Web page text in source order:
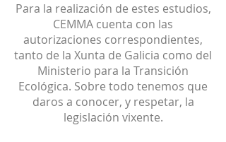
Para la realización de estes estudios,
CEMMA cuenta con las
autorizaciones correspondientes,
tanto de la Xunta de Galicia como del
Ministerio para la Transición
Ecológica. Sobre todo tenemos que
daros a conocer, y respetar, la
legislación vixente.